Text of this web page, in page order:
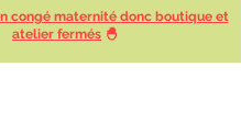
congé maternité donc boutique et
atelier fermés 🐣